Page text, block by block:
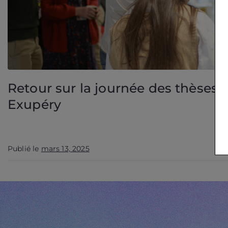
Retour sur la journée des thèses
Exupéry
Publié le mars 13, 2025